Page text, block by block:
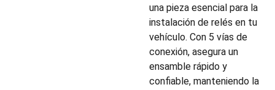
una pieza esencial para la
instalación de relés en tu
vehículo. Con 5 vías de
conexión, asegura un
ensamble rápido y
confiable, manteniendo la